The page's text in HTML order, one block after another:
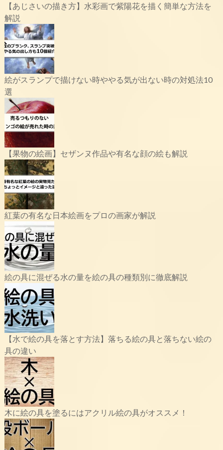
【あじさいの描き方】水彩画で紫陽花を描く簡単な方法を
解説
絵がスランプで描けない時ややる気が出ない時の対処法10
選
【果物の絵画】セザンヌ作品や有名な顔の絵も解説
紅葉の有名な日本絵画をプロの画家が解説
絵の具に混ぜる水の量を絵の具の種類別に徹底解説
【水で絵の具を落とす方法】落ちる絵の具と落ちない絵の
具の違い
木に絵の具を塗るにはアクリル絵の具がオススメ！